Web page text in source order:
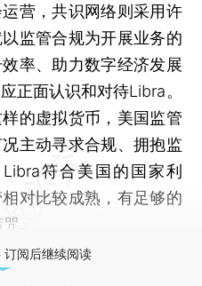
营，共识网络则采用许
监管合规为开展业务的
率、助力数字经济发展
正面认识和对待Libra。
的虚拟货币，美国监管
主动寻求合规、拥抱监
符合美国的国家利
对比较成熟，有足够的
。
订阅后继续阅读